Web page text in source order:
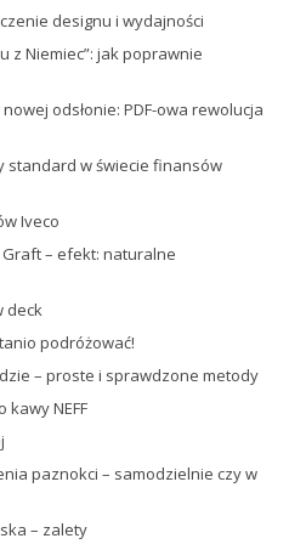
designu i wydajności
z Niemiec”: jak poprawnie
odsłonie: PDF-owa rewolucja
standard w świecie finansów
Iveco
– efekt: naturalne
deck
podróżować!
– proste i sprawdzone metody
NEFF
paznokci – samodzielnie czy w
– zalety